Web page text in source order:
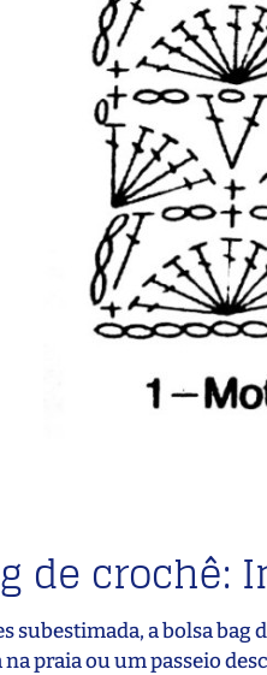
de crochê:
subestimada, a bolsa
praia ou um passeio